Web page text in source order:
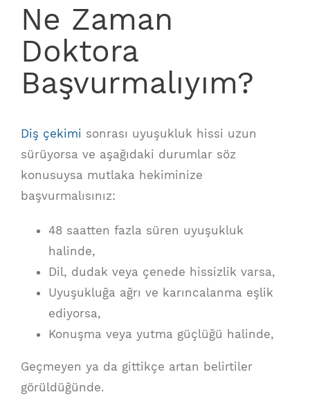
Ne Zaman
Doktora
Başvurmalıyım?
Diş çekimi sonrası uyuşukluk hissi uzun
sürüyorsa ve aşağıdaki durumlar söz
konusuysa mutlaka hekiminize
başvurmalısınız:
48 saatten fazla süren uyuşukluk
halinde,
Dil, dudak veya çenede hissizlik varsa,
Uyuşukluğa ağrı ve karıncalanma eşlik
ediyorsa,
Konuşma veya yutma güçlüğü halinde,
Geçmeyen ya da gittikçe artan belirtiler
görüldüğünde.